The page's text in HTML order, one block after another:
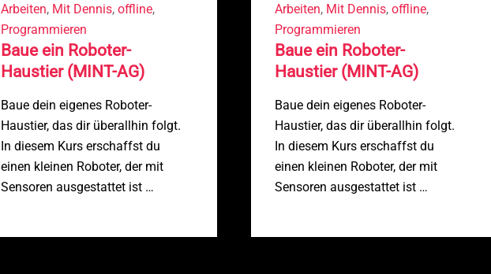
Arbeiten, Mit Dennis, offline,
Programmieren
Baue ein Roboter-
Haustier (MINT-AG)
Baue dein eigenes Roboter-
Haustier, das dir überallhin folgt.
In diesem Kurs erschaffst du
einen kleinen Roboter, der mit
Sensoren ausgestattet ist …
Arbeiten, Mit Dennis, offline,
Programmieren
Baue ein Roboter-
Haustier (MINT-AG)
Baue dein eigenes Roboter-
Haustier, das dir überallhin folgt.
In diesem Kurs erschaffst du
einen kleinen Roboter, der mit
Sensoren ausgestattet ist …